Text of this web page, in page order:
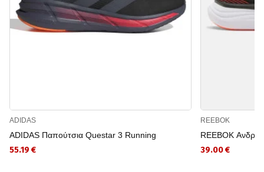
ADIDAS
ADIDAS Παπούτσια Questar 3 Running
55.19 €
REEBOK
REEBOK
39.00 €